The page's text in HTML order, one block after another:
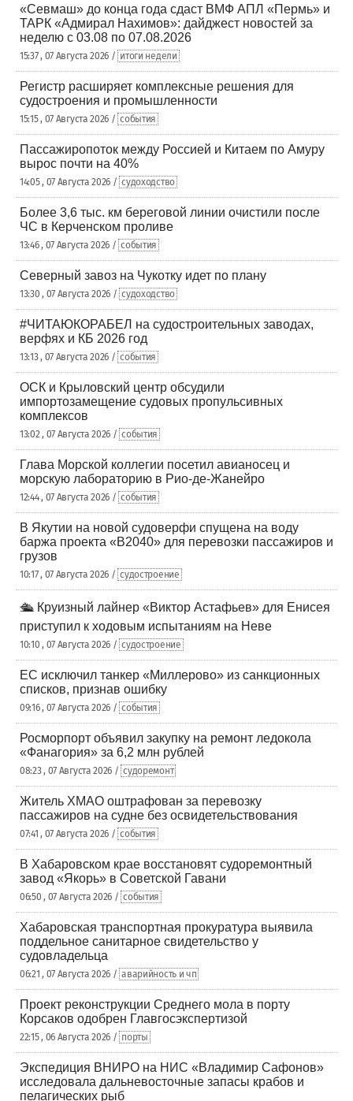
«Севмаш» до конца года сдаст ВМФ АПЛ «Пермь» и
ТАРК «Адмирал Нахимов»: дайджест новостей за
неделю с 03.08 по 07.08.2026
15:37 , 07 Августа 2026 / итоги недели
Регистр расширяет комплексные решения для
судостроения и промышленности
15:15 , 07 Августа 2026 / события
Пассажиропоток между Россией и Китаем по Амуру
вырос почти на 40%
14:05 , 07 Августа 2026 / судоходство
Более 3,6 тыс. км береговой линии очистили после
ЧС в Керченском проливе
13:46 , 07 Августа 2026 / события
Северный завоз на Чукотку идет по плану
13:30 , 07 Августа 2026 / судоходство
#ЧИТАЮКОРАБЕЛ на судостроительных заводах,
верфях и КБ 2026 год
13:13 , 07 Августа 2026 / события
ОСК и Крыловский центр обсудили
импортозамещение судовых пропульсивных
комплексов
13:02 , 07 Августа 2026 / события
Глава Морской коллегии посетил авианосец и
морскую лабораторию в Рио-де-Жанейро
12:44 , 07 Августа 2026 / события
В Якутии на новой судоверфи спущена на воду
баржа проекта «В2040» для перевозки пассажиров и
грузов
10:17 , 07 Августа 2026 / судостроение
🛳️ Круизный лайнер «Виктор Астафьев» для Енисея
приступил к ходовым испытаниям на Неве
10:10 , 07 Августа 2026 / судостроение
ЕС исключил танкер «Миллерово» из санкционных
списков, признав ошибку
09:16 , 07 Августа 2026 / события
Росморпорт объявил закупку на ремонт ледокола
«Фанагория» за 6,2 млн рублей
08:23 , 07 Августа 2026 / судоремонт
Житель ХМАО оштрафован за перевозку
пассажиров на судне без освидетельствования
07:41 , 07 Августа 2026 / события
В Хабаровском крае восстановят судоремонтный
завод «Якорь» в Советской Гавани
06:50 , 07 Августа 2026 / события
Хабаровская транспортная прокуратура выявила
поддельное санитарное свидетельство у
судовладельца
06:21 , 07 Августа 2026 / аварийность и чп
Проект реконструкции Среднего мола в порту
Корсаков одобрен Главгосэкспертизой
22:15 , 06 Августа 2026 / порты
Экспедиция ВНИРО на НИС «Владимир Сафонов»
исследовала дальневосточные запасы крабов и
пелагических рыб